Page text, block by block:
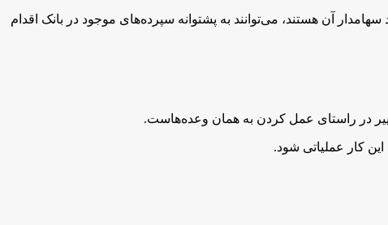
آن هستند، می‌توانند به پشتوانه سپرده‌های موجود در بانک اقدام
در راستای عمل کردن به‌‌ همان وعده‌هاست.
کار عملیاتی شود.